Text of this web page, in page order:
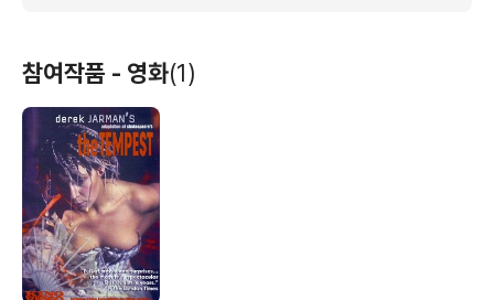
참여작품 - 영화(1)